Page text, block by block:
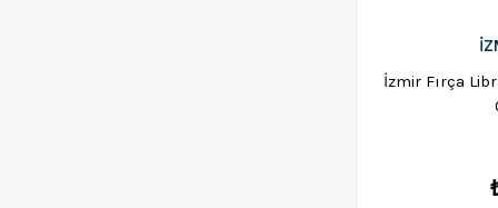
İzmir Fırça